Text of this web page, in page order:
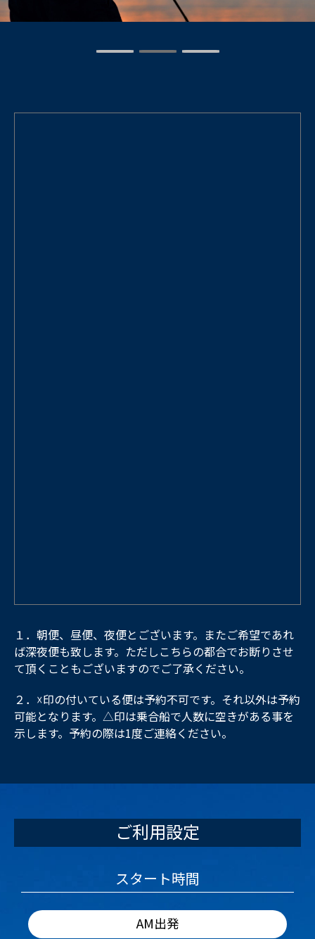
１．朝便、昼便、夜便とございます。またご希望であれ
ば深夜便も致します。ただしこちらの都合でお断りさせ
て頂くこともございますのでご了承ください。
２．☓印の付いている便は予約不可です。それ以外は予約
可能となります。△印は乗合船で人数に空きがある事を
示します。予約の際は1度ご連絡ください。
ご利用設定
スタート時間
AM出発